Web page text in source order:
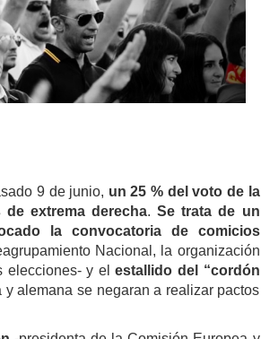
9 de junio, un 25 % del voto de la
extrema derecha.Se trata de un
la convocatoria de comicios
Nacional, la organización
elecciones- y elestallido del “cordón
alemana se negaran a realizar pactos